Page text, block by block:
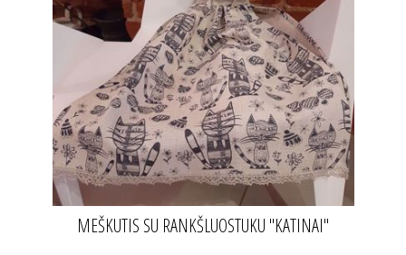
MEŠKUTIS SU RANKŠLUOSTUKU "KATINAI"